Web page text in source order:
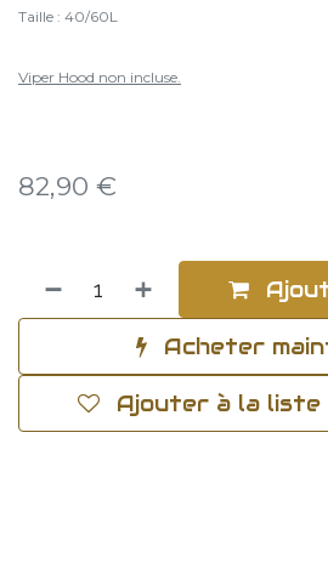
Taille : 40/60L
Viper Hood non incluse.
82,90 €
Acheter
Ajouter à la liste